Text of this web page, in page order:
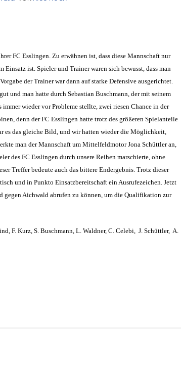
FC Esslingen. Zu erwähnen ist, dass diese Mannschaft nur
Einsatz ist. Spieler und Trainer waren sich bewusst, dass man
der Trainer war dann auf starke Defensive ausgerichtet.
und man hatte durch Sebastian Buschmann, der mit seinem
wieder vor Probleme stellte, zwei riesen Chance in der
denn der FC Esslingen hatte trotz des größeren Spielanteile
es das gleiche Bild, und wir hatten wieder die Möglichkeit,
man der Mannschaft um Mittelfeldmotor Jona Schüttler an,
des FC Esslingen durch unsere Reihen marschierte, ohne
Treffer bedeute auch das bittere Endergebnis. Trotz dieser
und in Punkto Einsatzbereitschaft ein Ausrufezeichen. Jetzt
Aichwald abrufen zu können, um die Qualifikation zur
F. Kurz, S. Buschmann, L. Waldner, C. Celebi, J. Schüttler, A.